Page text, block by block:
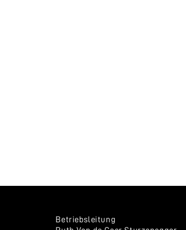
Betriebsleitung